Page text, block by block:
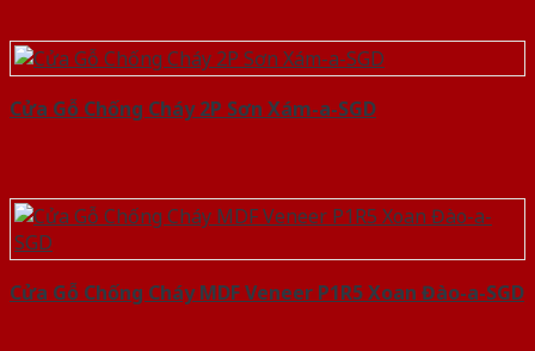
Cửa Gỗ Chống Cháy 2P Sơn Xám-a-SGD
Cửa Gỗ Chống Cháy MDF Veneer P1R5 Xoan Đào-a-SGD